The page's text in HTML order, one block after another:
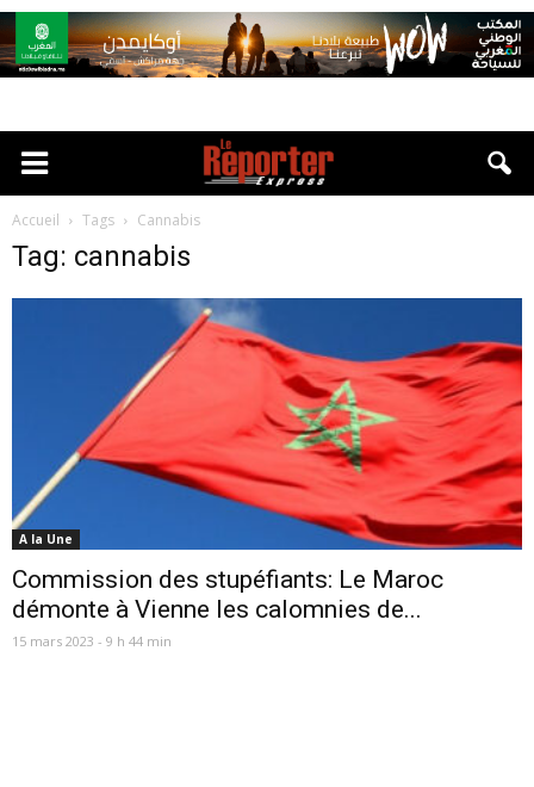
Accueil Tags Cannabis
Tag: cannabis
A la Une
Commission des stupéfiants: Le Maroc
démonte à Vienne les calomnies de...
15 mars 2023 - 9 h 44 min